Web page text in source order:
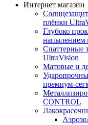
Интернет магазин
плёнки
Глубоко
напылением
Спаттерные
UltraVision
Матовые и
премиум-
CONTROL